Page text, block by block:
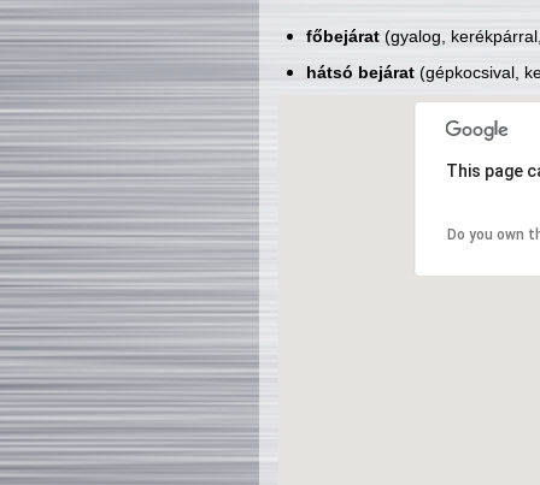
főbejárat(gyalog,
hátsó bejárat(gépkocsival,
This page
Do you own